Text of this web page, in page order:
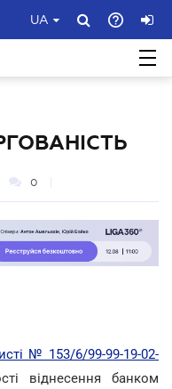
UA
0
№ 153/6/99-99-19-02-
віднесення банком